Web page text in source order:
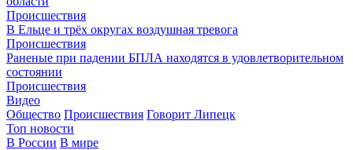
Происшествия
В Ельце и трёх округах воздушная тревога
Происшествия
Раненые при падении БПЛА находятся в удовлетворительном
состоянии
Происшествия
Видео
Общество Происшествия Говорит Липецк
Топ новости
В России В мире